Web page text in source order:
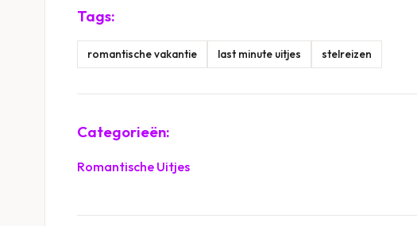
Tags:
romantische vakantie last minute uitjes stelreizen
Categorieën:
Romantische Uitjes